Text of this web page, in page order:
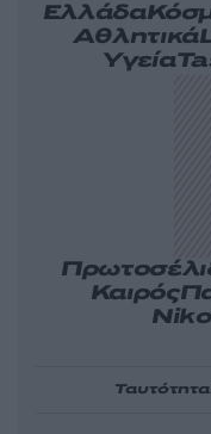
Ελλάδα
Αθλητικά
Υγεία
Καιρός
Ταυτότητα